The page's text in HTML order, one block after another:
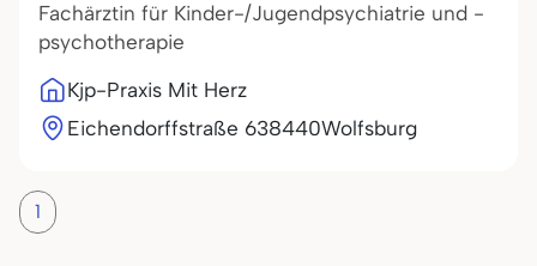
Fachärztin für Kinder-/Jugendpsychiatrie und -
psychotherapie
Kjp-Praxis Mit Herz
Eichendorffstraße 638440Wolfsburg
1